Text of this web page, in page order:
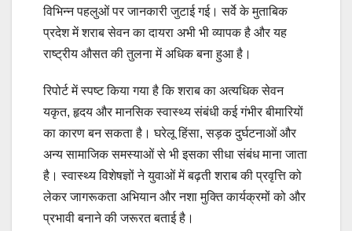
विभिन्न पहलुओं पर जानकारी जुटाई गई। सर्वे के मुताबिक
प्रदेश में शराब सेवन का दायरा अभी भी व्यापक है और यह
राष्ट्रीय औसत की तुलना में अधिक बना हुआ है।
रिपोर्ट में स्पष्ट किया गया है कि शराब का अत्यधिक सेवन
यकृत, हृदय और मानसिक स्वास्थ्य संबंधी कई गंभीर बीमारियों
का कारण बन सकता है। घरेलू हिंसा, सड़क दुर्घटनाओं और
अन्य सामाजिक समस्याओं से भी इसका सीधा संबंध माना जाता
है। स्वास्थ्य विशेषज्ञों ने युवाओं में बढ़ती शराब की प्रवृत्ति को
लेकर जागरूकता अभियान और नशा मुक्ति कार्यक्रमों को और
प्रभावी बनाने की जरूरत बताई है।